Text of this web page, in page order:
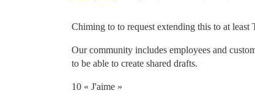
Chiming to to request extending this to at least
Our community includes employees and
to be able to create shared drafts.
10 « J'aime »